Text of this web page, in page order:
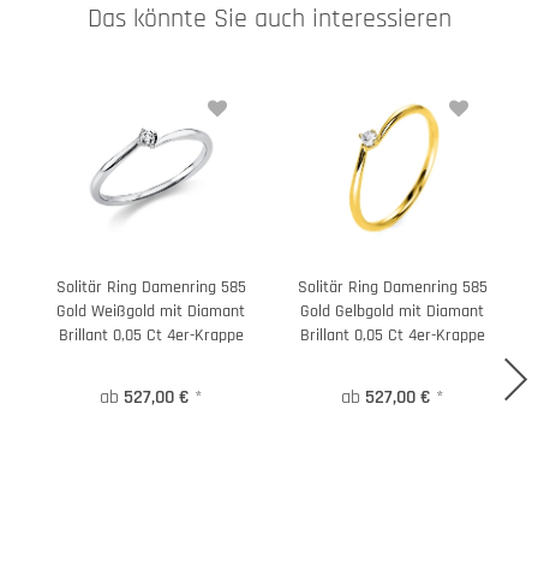
Das könnte Sie auch interessieren
Solitär Ring Damenring 585
Gold Weißgold mit Diamant
Brillant 0,05 Ct 4er-Krappe
ab 527,00 € *
Solitär Ring Damenring 585
Gold Gelbgold mit Diamant
Brillant 0,05 Ct 4er-Krappe
ab 527,00 € *